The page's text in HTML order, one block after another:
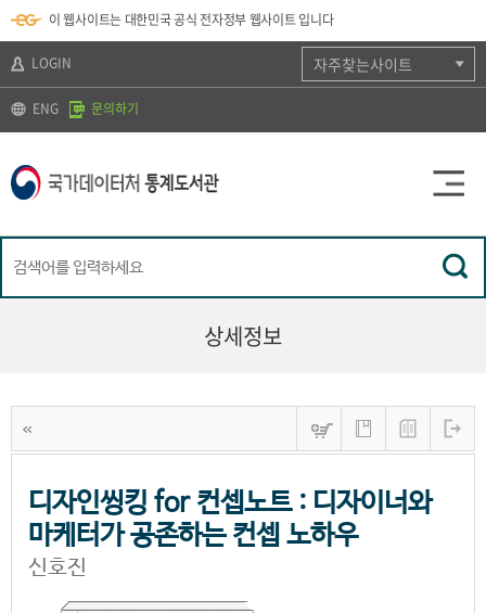
바
로
기
가
기
k
t
)
바
로
기
보
바
가
기
이 웹사이트는 대한민국 공식 전자정부 웹사이트 입니다
LOGIN
ENG 문의하기
자주찾는사이트
상세정보
디자인씽킹 for 컨셉노트 : 디자이너와
마케터가 공존하는 컨셉 노하우
신호진